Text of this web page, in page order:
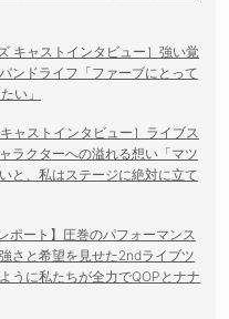
キャストインタビュー］強い覚
ンドライフ「ファーブにとって
い」
ャストインタビュー］ライブス
ラクターへの溢れる想い「マツ
と、私はステージに絶対に立て
ポート】圧巻のパフォーマンス
さと希望を見せた2ndライブツ
うに私たちが全力でQOPとナナ